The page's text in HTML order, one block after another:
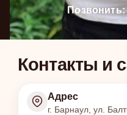
Позвонить:
Контакты и
Адрес
г. Барнаул, ул.